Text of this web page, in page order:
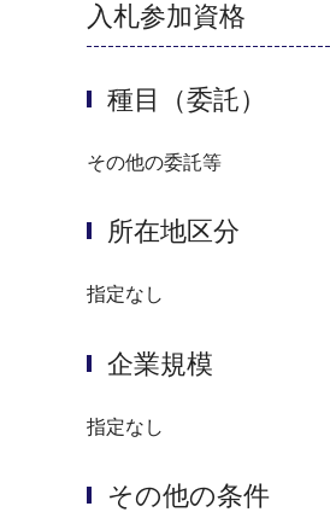
入札参加資格
種目（委託）
その他の委託等
所在地区分
指定なし
企業規模
指定なし
その他の条件